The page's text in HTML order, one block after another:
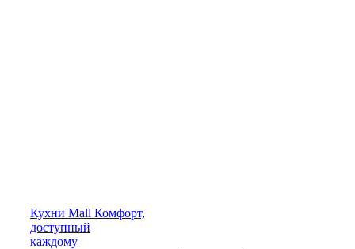
Кухни Mall Комфорт,
доступный
каждому